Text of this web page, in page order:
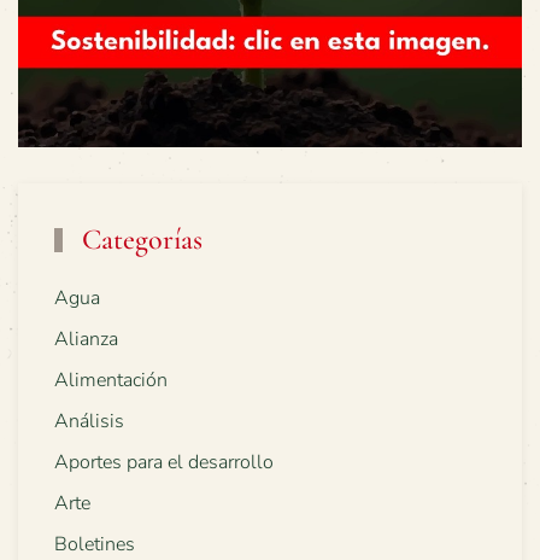
Categorías
Agua
Alianza
Alimentación
Análisis
Aportes para el desarrollo
Arte
Boletines